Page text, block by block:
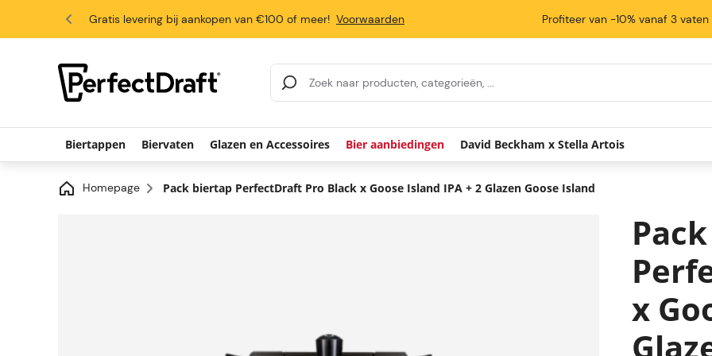
4.6/5 Gratis levering bij aankopen van €100 of meer! Voorwaarden Profiteer van -10% vanaf 3 vaten
Zoekresultaten
Biertappen Biervaten Glazen en Accessoires Bier aanbiedingen David Beckham x Stella Artois
Homepage Pack biertap PerfectDraft Pro Black x Goose Island IPA + 2 Glazen Goose Island
x